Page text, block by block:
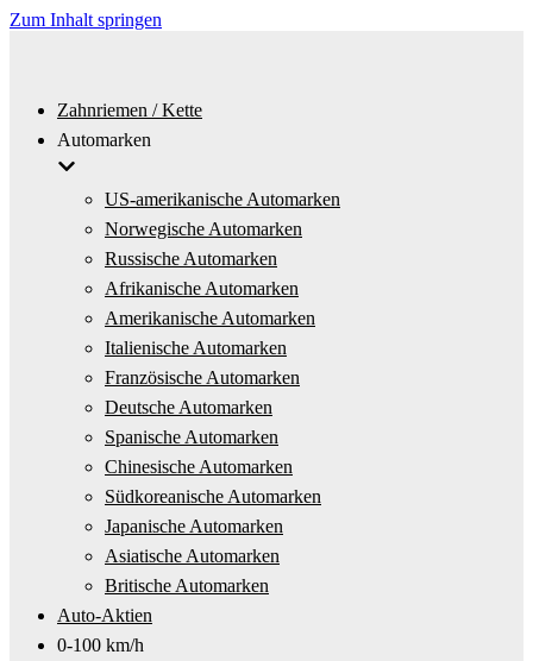
Zum Inhalt springen
Zahnriemen / Kette
Automarken
US-amerikanische Automarken
Norwegische Automarken
Russische Automarken
Afrikanische Automarken
Amerikanische Automarken
Italienische Automarken
Französische Automarken
Deutsche Automarken
Spanische Automarken
Chinesische Automarken
Südkoreanische Automarken
Japanische Automarken
Asiatische Automarken
Britische Automarken
Auto-Aktien
0-100 km/h